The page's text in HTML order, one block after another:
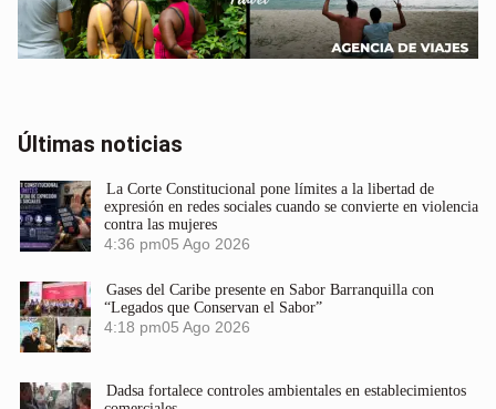
Últimas noticias
La Corte Constitucional pone límites a la libertad de
expresión en redes sociales cuando se convierte en violencia
contra las mujeres
4:36 pm05 Ago 2026
Gases del Caribe presente en Sabor Barranquilla con
“Legados que Conservan el Sabor”
4:18 pm05 Ago 2026
Dadsa fortalece controles ambientales en establecimientos